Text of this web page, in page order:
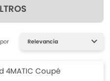
estás
4MATIC Coupé